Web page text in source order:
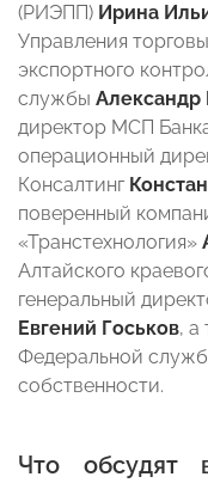
(РИЭПП) Ирина
Управления
экспортного
службы
директор МСП
операционный
Консалтинг
поверенный
«Транстехнология»
Алтайского
генеральный
Евгений Госьков, а
Федеральной
собственности.
Что обсудят